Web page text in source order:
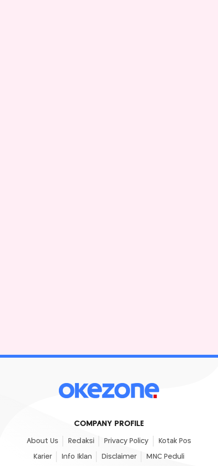
COMPANY PROFILE
About Us Redaksi Privacy Policy Kotak Pos
Karier Info Iklan Disclaimer MNC Peduli